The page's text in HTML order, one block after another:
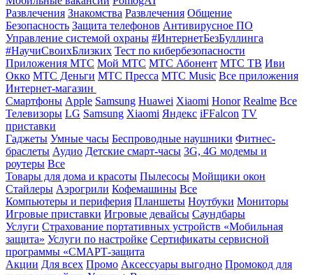
Развлечения Знакомства Развлечения Общение
Безопасность Защита телефонов Антивирусное ПО
Управление системой охраны #ИнтернетБезБуллинга
#НаучиСвоихБлизких Тест по кибербезопасности
Приложения МТС Мой МТС МТС Абонент МТС ТВ Иви
Окко МТС Деньги МТС Пресса МТС Music Все приложения
Интернет-магазин
Смартфоны Apple Samsung Huawei Xiaomi Honor Realme Все
Телевизоры LG Samsung Xiaomi Яндекс iFFalcon TV
приставки
Гаджеты Умные часы Беспроводные наушники Фитнес-
браслеты Аудио Детские смарт-часы 3G, 4G модемы и
роутеры Все
Товары для дома и красоты Пылесосы Мойщики окон
Стайлеры Аэрогрили Кофемашины Все
Компьютеры и периферия Планшеты Ноутбуки Мониторы
Игровые приставки Игровые девайсы Саундбары
Услуги Страхование портативных устройств «Мобильная
защита» Услуги по настройке Сертификаты сервисной
программы «СМАРТ-защита
Акции Для всех Промо Аксессуары выгодно Промокод для